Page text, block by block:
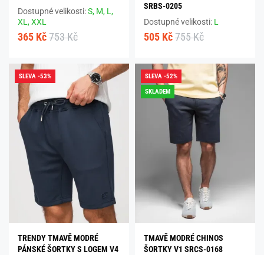
Dostupné velikosti:S, M, L,
XL,XXL
365 Kč 753 Kč
SRBS-0205
Dostupné velikosti: L
505 Kč 755 Kč
SLEVA -53%
TRENDY TMAVĚ MODRÉ
PÁNSKÉ ŠORTKY S LOGEM V4
SLEVA -52%
SKLADEM
TMAVĚ MODRÉ CHINOS
ŠORTKY V1 SRCS-0168